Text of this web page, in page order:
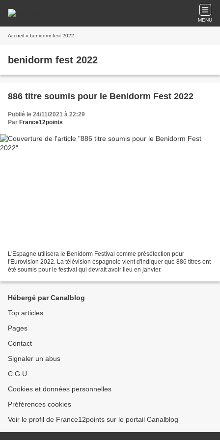
MENU
Accueil » benidorm fest 2022
benidorm fest 2022
886 titre soumis pour le Benidorm Fest 2022
Publié le 24/11/2021 à 22:29
Par France12points
L'Espagne utilisera le Benidorm Festival comme présélection pour
l'Eurovision 2022. La télévision espagnole vient d'indiquer que 886 titres ont
été soumis pour le festival qui devrait avoir lieu en janvier.
Hébergé par Canalblog
Top articles
Pages
Contact
Signaler un abus
C.G.U.
Cookies et données personnelles
Préférences cookies
Voir le profil de France12points sur le portail Canalblog